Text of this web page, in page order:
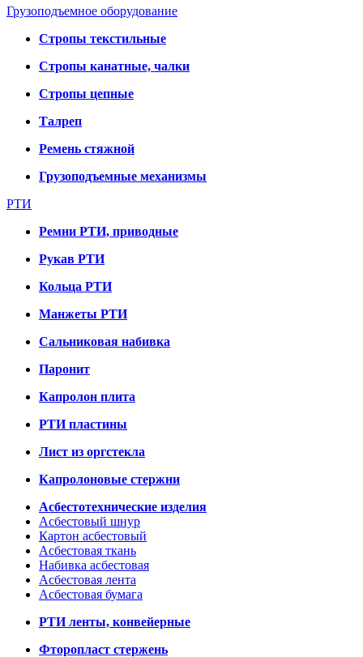
Грузоподъемное оборудование
Стропы текстильные
Стропы канатные, чалки
Стропы цепные
Талреп
Ремень стяжной
Грузоподъемные механизмы
РТИ
Ремни РТИ, приводные
Рукав РТИ
Кольца РТИ
Манжеты РТИ
Сальниковая набивка
Паронит
Капролон плита
РТИ пластины
Лист из оргстекла
Капролоновые стержни
Асбестотехнические изделия
Асбестовый шнур
Картон асбестовый
Асбестовая ткань
Набивка асбестовая
Асбестовая лента
Асбестовая бумага
РТИ ленты, конвейерные
Фторопласт стержень